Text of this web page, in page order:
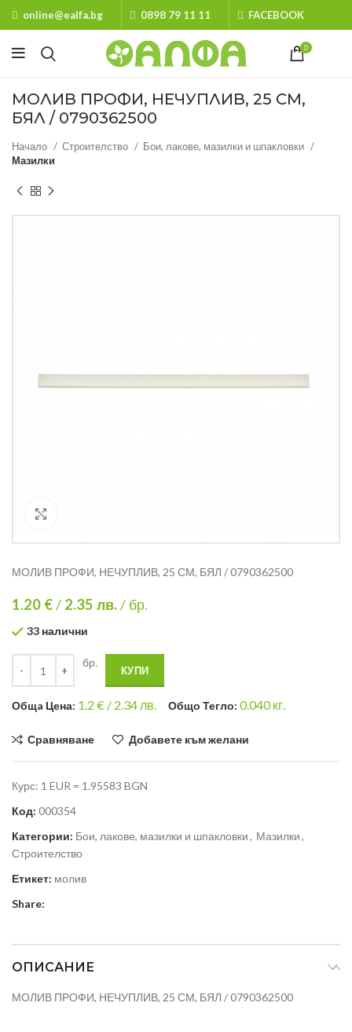
online@ealfa.bg 0898 79 11 11 FACEBOOK
0
МОЛИВ ПРОФИ, НЕЧУПЛИВ, 25 СМ,
БЯЛ / 0790362500
Начало Строителство
Бои, лакове, мазилки и шпакловки
Мазилки
МОЛИВ ПРОФИ, НЕЧУПЛИВ, 25 СМ, БЯЛ / 0790362500
1.20 €/ 2.35 лв./ бр.
33 налични
бр.
КУПИ
Общa Цена: 1.2 € / 2.34 лв. Общо Тегло: 0.040кг.
Сравняване Добавете към желани
Курс: 1 EUR = 1.95583 BGN
Код: 000354
Категории: Бои, лакове, мазилки и шпакловки, Мазилки,
Строителство
Етикет: молив
Share:
ОПИСАНИЕ
МОЛИВ ПРОФИ, НЕЧУПЛИВ, 25 СМ, БЯЛ / 0790362500